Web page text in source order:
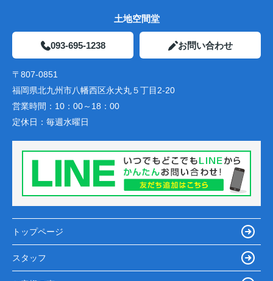
土地空間堂
093-695-1238 お問い合わせ
〒807-0851
福岡県北九州市八幡西区永犬丸５丁目2-20
営業時間： 10：00～18：00
定休日： 毎週水曜日
トップページ
スタッフ